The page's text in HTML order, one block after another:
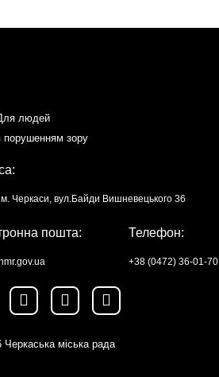
людей
порушенням зору
Черкаси, вул.Байди Вишневецького 36
пошта: Телефон:
+38 (0472) 36-01-70
Черкаська міська рада